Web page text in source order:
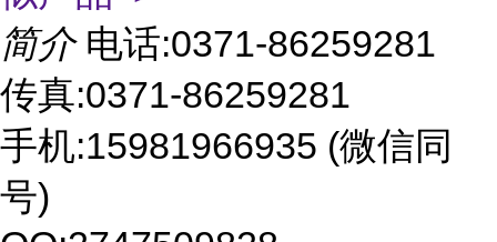
简介 电话:0371-86259281
传真:0371-86259281
手机:15981966935 (微信同
号)